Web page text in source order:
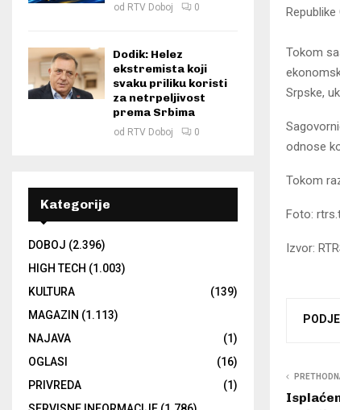
Tokom
Srpske,
odnose
Tokom
Foto:
Izvor:
od RTV Doboj 0
Dodik: Helez
ekstremista koji
svaku priliku koristi
za netrpeljivost
prema Srbima
od RTV Doboj 0
Kategorije
DOBOJ (2.396)
HIGH TECH (1.003)
KULTURA
(139)
MAGAZIN (1.113)
NAJAVA
(1)
OGLASI
(16)
PRIVREDA
(1)